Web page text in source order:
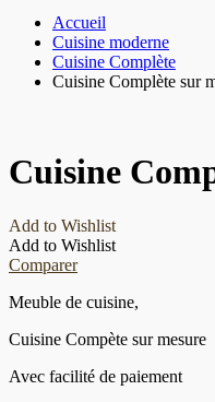
Accueil
Cuisine moderne
Cuisine Complète
Cuisine Complète sur
Cuisine
Add to Wishlist
Add to Wishlist
Comparer
Meuble de cuisine,
Cuisine Compète sur mesure
Avec facilité de paiement